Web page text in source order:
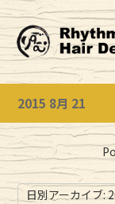
2015 8月 21
日別アーカイブ: